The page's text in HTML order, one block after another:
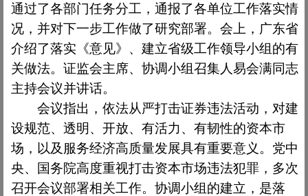
通过了各部门任务分工，通报了各单位工作落实情
况，并对下一步工作做了研究部署。会上，广东省
介绍了落实《意见》、建立省级工作领导小组的有
关做法。证监会主席、协调小组召集人易会满同志
主持会议并讲话。
会议指出，依法从严打击证券违法活动，对建
设规范、透明、开放、有活力、有韧性的资本市
场，以及服务经济高质量发展具有重要意义。党中
央、国务院高度重视打击资本市场违法犯罪，多次
召开会议部署相关工作。协调小组的建立，是落